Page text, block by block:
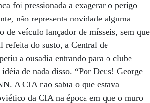
foi pressionada a exagerar o perigo
não representa novidade alguma.
de veículo lançador de mísseis, sem que
refeita do susto, a Central de
a ousadia entrando para o clube
de nada disso. “Por Deus! George
A CIA não sabia o que estava
da CIA na época em que o muro